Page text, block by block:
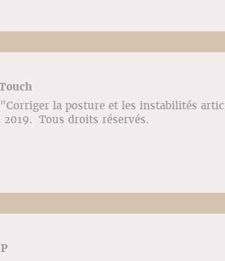
la posture et les instabilités
Tous droits réservés.